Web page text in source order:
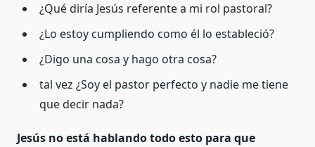
¿Qué diría Jesús referente a mi rol pastoral?
¿Lo estoy cumpliendo como él lo estableció?
¿Digo una cosa y hago otra cosa?
tal vez ¿Soy el pastor perfecto y nadie me tiene
que decir nada?
Jesús no está hablando todo esto para que